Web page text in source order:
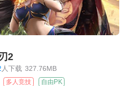
2
人下载 327.76MB
多人竞技 自由PK